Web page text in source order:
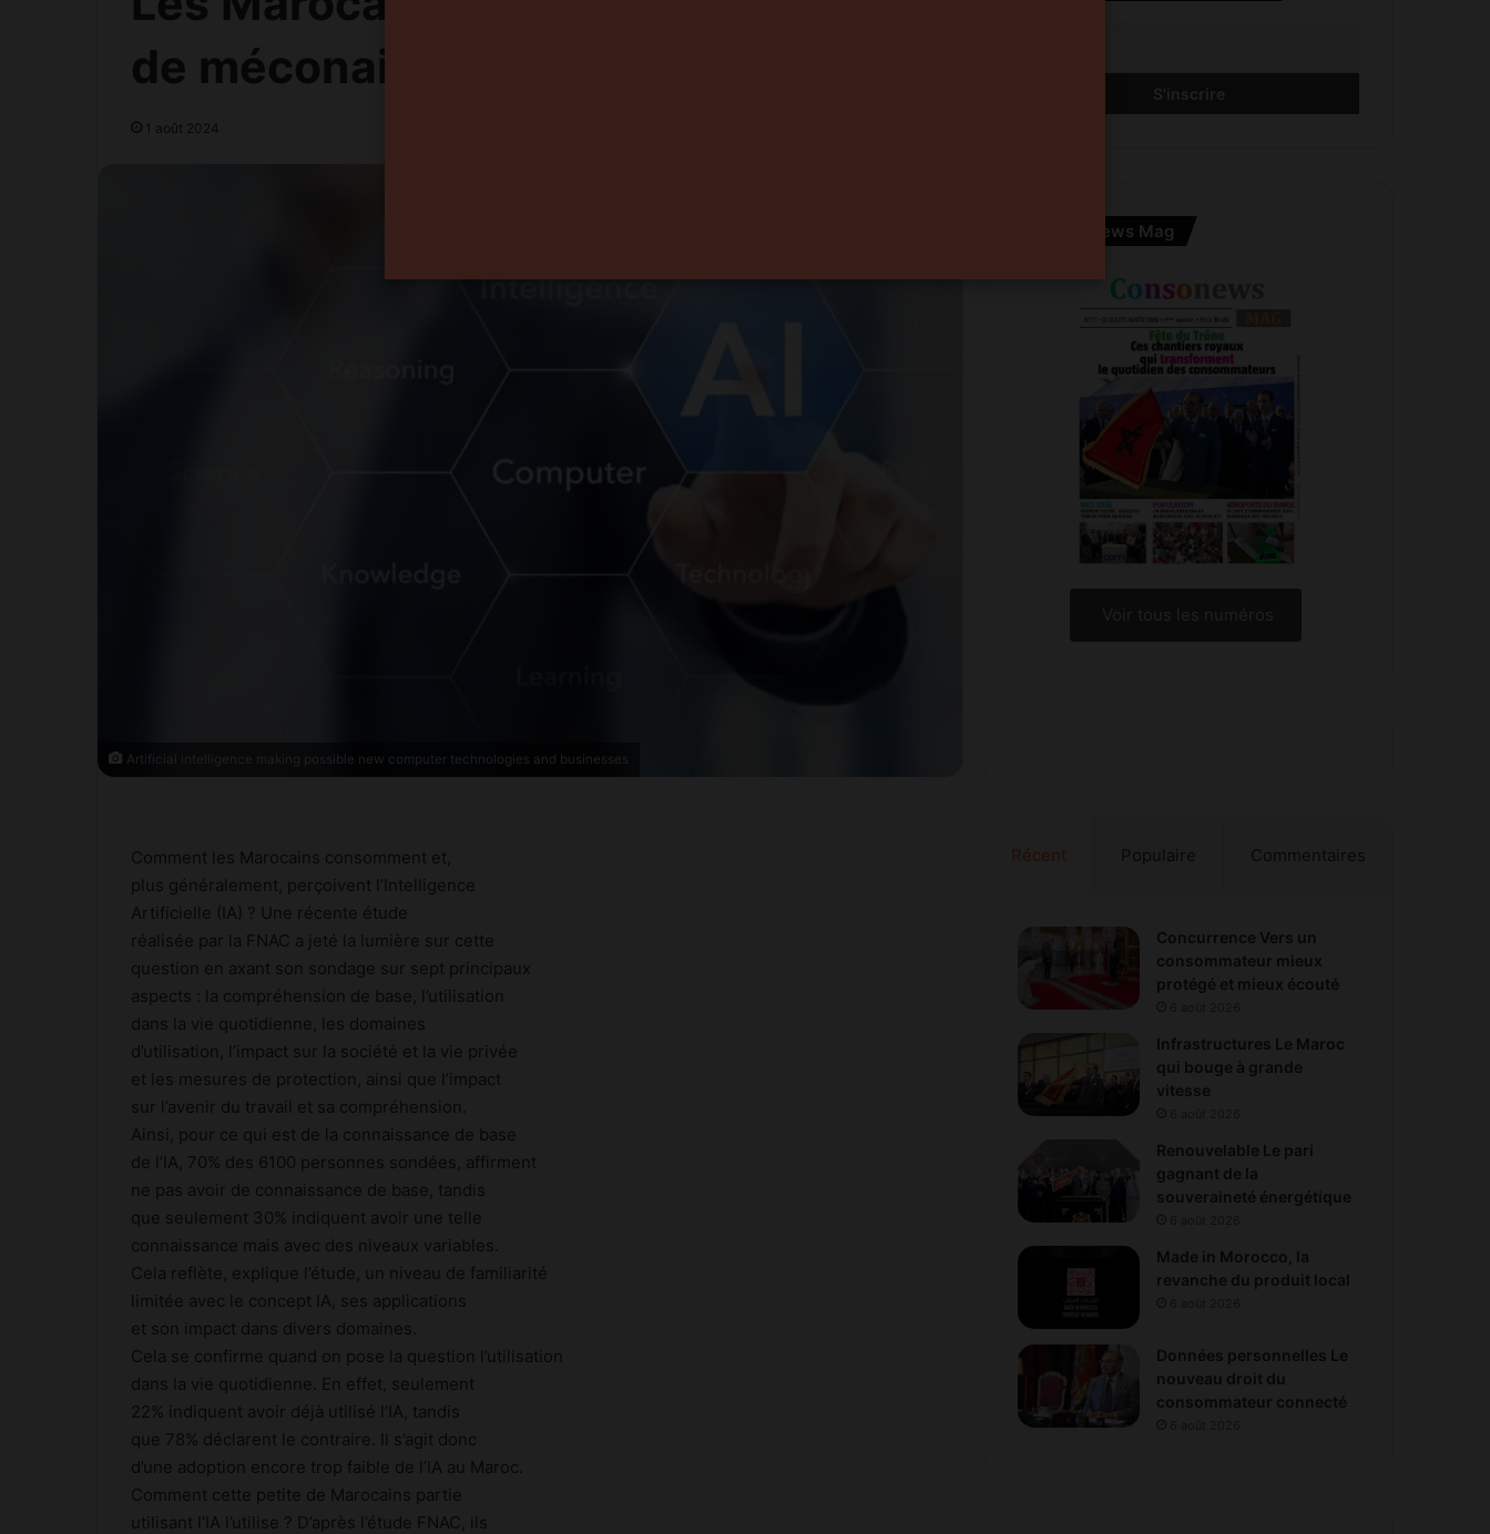
de méconaissance
1 août 2024
Artificial intelligence making possible new computer technologies and businesses
Comment les Marocains consomment et,
plus généralement, perçoivent l’Intelligence
Artificielle (IA) ? Une récente étude
réalisée par la FNAC a jeté la lumière sur cette
question en axant son sondage sur sept principaux
aspects : la compréhension de base, l’utilisation
dans la vie quotidienne, les domaines
d’utilisation, l’impact sur la société et la vie privée
et les mesures de protection, ainsi que l’impact
sur l’avenir du travail et sa compréhension.
Ainsi, pour ce qui est de la connaissance de base
de l’IA, 70% des 6100 personnes sondées, affirment
ne pas avoir de connaissance de base, tandis
que seulement 30% indiquent avoir une telle
connaissance mais avec des niveaux variables.
Cela reflète, explique l’étude, un niveau de familiarité
limitée avec le concept IA, ses applications
et son impact dans divers domaines.
Cela se confirme quand on pose la question l’utilisation
dans la vie quotidienne. En effet, seulement
22% indiquent avoir déjà utilisé l’IA, tandis
que 78% déclarent le contraire. Il s’agit donc
d’une adoption encore trop faible de l’IA au Maroc.
Comment cette petite de Marocains partie
utilisant l’IA l’utilise ? D’après l’étude FNAC, ils
Consonews Mag
Récent Populaire Commentaires
Concurrence Vers un
consommateur mieux
protégé et mieux écouté
Infrastructures Le Maroc
qui bouge à grande
vitesse
Renouvelable Le pari
gagnant de la
souveraineté énergétique
Made in Morocco, la
revanche du produit local
Données personnelles Le
nouveau droit du
consommateur connecté